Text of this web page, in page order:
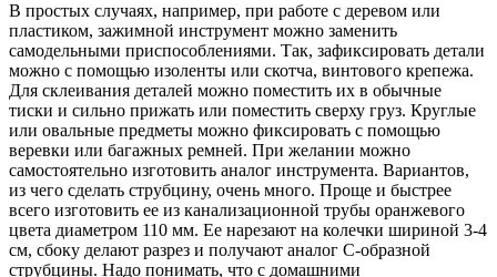
В простых случаях, например, при работе с деревом или
пластиком, зажимной инструмент можно заменить
самодельными приспособлениями. Так, зафиксировать детали
можно с помощью изоленты или скотча, винтового крепежа.
Для склеивания деталей можно поместить их в обычные
тиски и сильно прижать или поместить сверху груз. Круглые
или овальные предметы можно фиксировать с помощью
веревки или багажных ремней. При желании можно
самостоятельно изготовить аналог инструмента. Вариантов,
из чего сделать струбцину, очень много. Проще и быстрее
всего изготовить ее из канализационной трубы оранжевого
цвета диаметром 110 мм. Ее нарезают на колечки шириной 3-4
см, сбоку делают разрез и получают аналог С-образной
струбцины. Надо понимать, что с домашними